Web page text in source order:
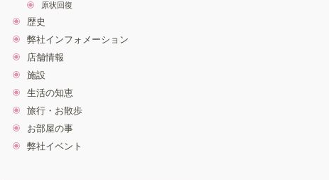
原状回復
歴史
弊社インフォメーション
店舗情報
施設
生活の知恵
旅行・お散歩
お部屋の事
弊社イベント